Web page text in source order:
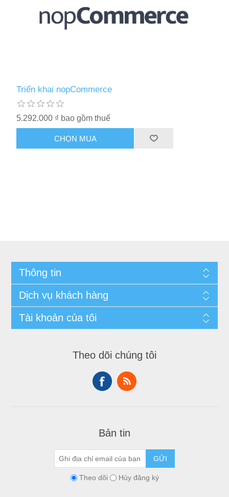
Triển khai nopCommerce
5.292.000 ₫ bao gồm thuế
CHỌN MUA
Thông tin
Dịch vụ khách hàng
Tài khoản của tôi
Theo dõi chúng tôi
Bản tin
GỬI
Theo dõi Hủy đăng ký